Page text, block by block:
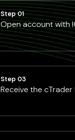
Step 01
Open account with
Step 03
Receive the